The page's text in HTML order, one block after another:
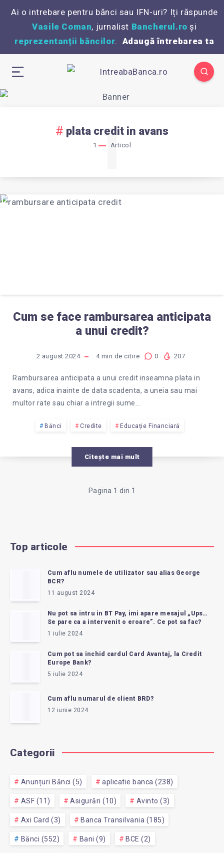
Ai o intrebare pentru bănci sau IFN-uri? Iți răspunde
Vasile Coman, jurnalist Bancherul.ro și
reprezentanții băncilor. Adaugă întrebarea ta
plata credit in avans
1 Articol
1
Cum se face rambursarea anticipata
a unui credit?
2 august 2024 4min de citire 0 207
Rambursarea anticipata a unui credit inseamna plata in
avans, adica inainte de data scadenta, a uneia sau mai
multor rate sau chiar a intregii sume…
Bănci Credite Educație Financiară
Citește mai mult
Pagina 1 din 1
Top articole
Cum aflu numele de utilizator sau alias George
BCR?
11 august 2024
Nu pot sa intru in BT Pay, imi apare mesajul „Ups…
Se pare ca a intervenit o eroare”. Ce pot sa fac?
1 iulie 2024
Cum pot sa inchid cardul Card Avantaj, la Credit
Europe Bank?
5 iulie 2024
Cum aflu numarul de client BRD?
12 iunie 2024
Categorii
Anunțuri Bănci (5) aplicatie banca (238)
ASF (11) Asigurări (10) Avinto (3)
Axi Card (3) Banca Transilvania (185)
Bănci (552) Bani (9) BCE (2)